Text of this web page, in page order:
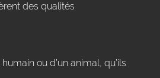
des qualités
ou d’un animal, qu’ils